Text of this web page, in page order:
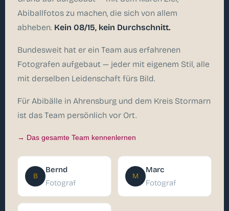
Abiballfotos zu machen, die sich von allem
abheben. Kein 08/15, kein Durchschnitt.
Bundesweit hat er ein Team aus erfahrenen
Fotografen aufgebaut — jeder mit eigenem Stil, alle
mit derselben Leidenschaft fürs Bild.
Für Abibälle in Ahrensburg und dem Kreis Stormarn
ist das Team persönlich vor Ort.
→ Das gesamte Team kennenlernen
B
Bernd
Fotograf
M
Marc
Fotograf